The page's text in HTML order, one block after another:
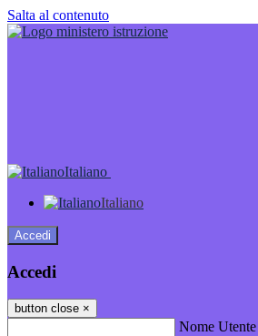
Salta al contenuto
Italiano
Italiano
Accedi
Accedi
button close ×
Nome Utente